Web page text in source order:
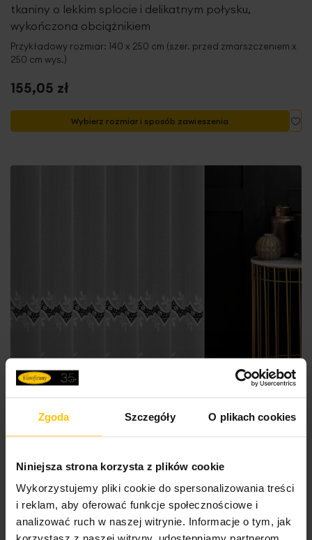
Zgoda Szczegóły O plikach cookies
Niniejsza strona korzysta z plików cookie
Wykorzystujemy pliki cookie do spersonalizowania treści
i reklam, aby oferować funkcje społecznościowe i
analizować ruch w naszej witrynie. Informacje o tym, jak
tkaniny o lekkim splocie i delikatnym połysku,
wykończona obciążnikiem
Przykładowy rozmiar: 140 x 250 cm (szer. przed zmarszczeniem x
250 cm wys.)
155,05 zł
Wybierz rozmiar i sposób zawieszenia
Firana szyta na taśmie 5 cm biała z matowej tkaniny